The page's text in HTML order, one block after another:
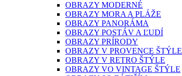
OBRAZY MODERNÉ
OBRAZY MORA A PLÁŽE
OBRAZY PANORÁMA
OBRAZY POSTÁV A ĽUDÍ
OBRAZY PRÍRODY
OBRAZY V PROVENCE ŠTÝLE
OBRAZY V RETRO ŠTÝLE
OBRAZY VO VINTAGE ŠTÝLE